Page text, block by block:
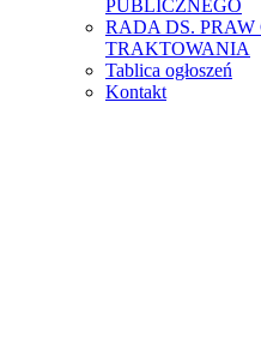
PUBLICZNEGO
RADA DS.
TRAKTOWANIA
Tablica ogłoszeń
Kontakt